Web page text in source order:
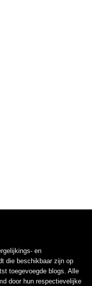
en
die beschikbaar zijn op
toegevoegde blogs. Alle
door hun respectievelijke